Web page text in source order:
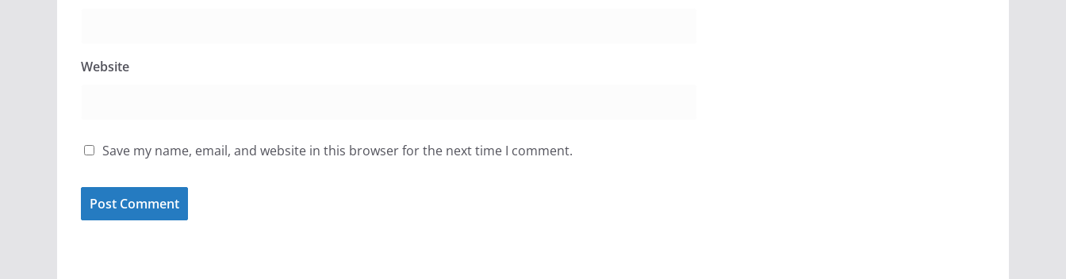
Website
Save my name, email, and website in this browser for the next time I comment.